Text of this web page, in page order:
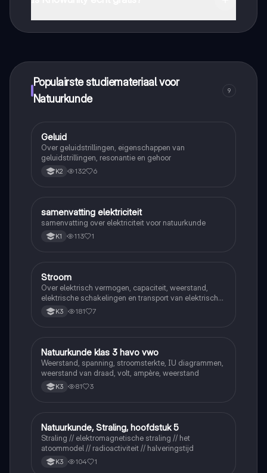
Populairste studiemateriaal voor
Natuurkunde
9
Natuurkunde
Geluid
Over geluidstrillingen, eigenschappen van
geluidstrillingen, resonantie en gehoor
K2 132 6
Natuurkunde
samenvatting elektriciteit
samenvatting over elektriciteit voor natuurkunde
K1 113 1
Natuurkunde
Stroom
Over elektrisch vermogen, capaciteit, weerstand,
elektrische schakelingen en transport van elektrische
energie
K3 181 7
Natuurkunde
Natuurkunde klas 3 havo vwo
Weerstand, spanning, stroomsterkte, IU diagrammen,
weerstand van draad, volt, ampère, weerstand
K3 81 3
Natuurkunde
Natuurkunde, Straling, hoofdstuk 5
Straling // elektromagnetische straling // het
atoommodel // radioactiviteit // halveringstijd
K3 104 1